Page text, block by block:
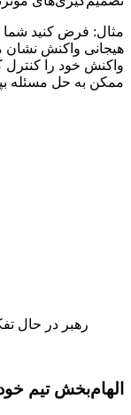
مثال: فرض کنید شما
هیجانی واکنش نشان
واکنش خود را
ممکن به حل مسئله
رهبر در حال
الهام‌بخش تیم